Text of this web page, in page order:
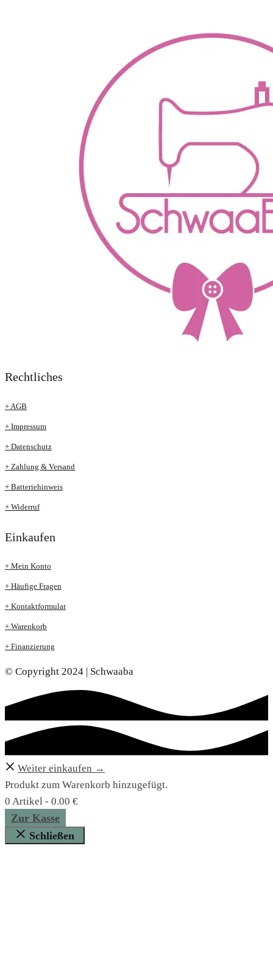
Rechtliches
+ AGB
+ Impressum
+ Datenschutz
+ Zahlung & Versand
+ Batteriehinweis
+ Widerruf
Einkaufen
+ Mein Konto
+ Häufige Fragen
+ Kontaktformular
+ Warenkorb
+ Finanzierung
© Copyright 2024 | Schwaaba
Weiter einkaufen →
Produkt zum Warenkorb hinzugefügt.
0 Artikel - 0.00 €
Zur Kasse
Schließen